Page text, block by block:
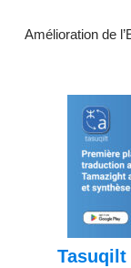
Amélioration de
Tasuqilt